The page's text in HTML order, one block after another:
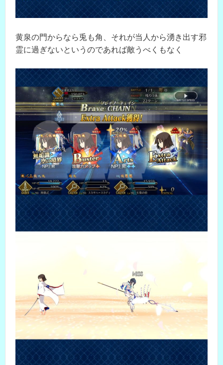
黄泉の門からなら兎も角、それが当人から湧き出す邪
霊に過ぎないというのであれば敵うべくもなく